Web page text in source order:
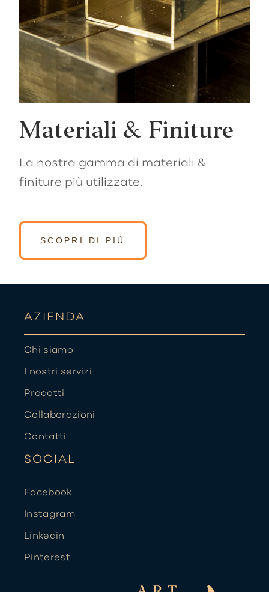
Materiali & Finiture
La nostra gamma di materiali &
finiture più utilizzate.
SCOPRI DI PIÙ
AZIENDA
Chi siamo
I nostri servizi
Prodotti
Collaborazioni
Contatti
SOCIAL
Facebook
Instagram
Linkedin
Pinterest